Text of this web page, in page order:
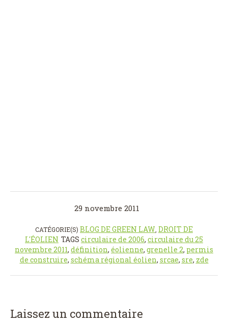
29 novembre 2011
CATÉGORIE(S) BLOG DE GREEN LAW DROIT DE
L'ÉOLIEN TAGS circulaire de 2006, circulaire du 25
novembre 2011, définition, éolienne, grenelle 2, permis
de construire, schéma régional éolien, srcae, sre, zde
Laissez un commentaire